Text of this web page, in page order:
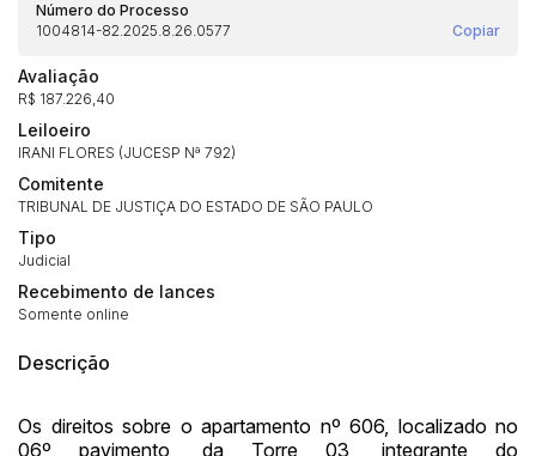
Número do Processo
1004814-82.2025.8.26.0577
Copiar
Avaliação
R$ 187.226,40
Leiloeiro
IRANI FLORES (JUCESP Nª 792)
Comitente
TRIBUNAL DE JUSTIÇA DO ESTADO DE SÃO PAULO
Tipo
Judicial
Recebimento de lances
Somente online
Descrição
Os direitos sobre o apartamento nº 606, localizado no
06º pavimento, da Torre 03, integrante do
Envie sua Proposta
Histórico de Propostas
Habilite-se para efetuar lances ou
propostas